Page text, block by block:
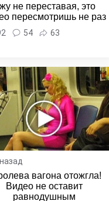
не переставая, это
пересмотришь не раз
54 63
вагона отожгла!
Видео не оставит
равнодушным